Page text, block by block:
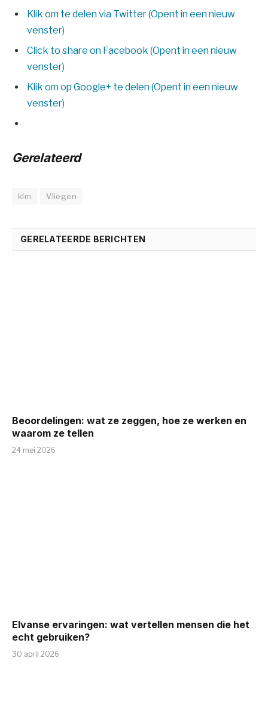
Klik om te delen via Twitter (Opent in een nieuw
venster)
Click to share on Facebook (Opent in een nieuw
venster)
Klik om op Google+ te delen (Opent in een nieuw
venster)
Gerelateerd
klm Vliegen
GERELATEERDE BERICHTEN
Beoordelingen: wat ze zeggen, hoe ze werken en
waarom ze tellen
24 mei 2026
Elvanse ervaringen: wat vertellen mensen die het
echt gebruiken?
30 april 2026